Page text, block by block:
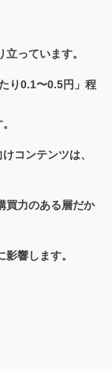
立っています。
り0.1〜0.5円」程
コンテンツは、
買力のある層だか
響します。